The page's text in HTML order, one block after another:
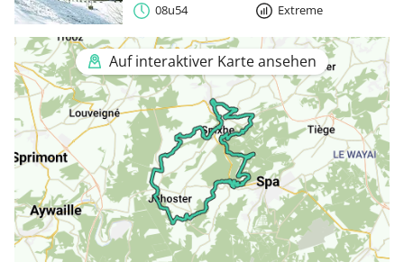
08u54
Extreme
Auf interaktiver Karte ansehen